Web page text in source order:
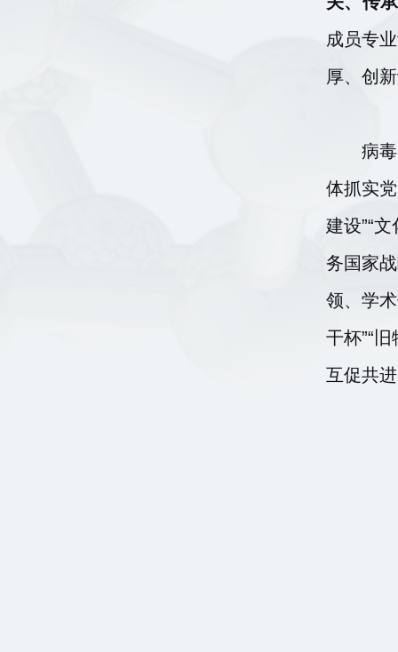
成员专
厚、创
病
体抓实
建设”“
务国家
领、学
干杯”“
互促共